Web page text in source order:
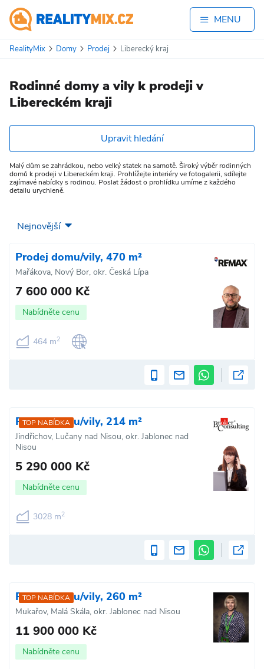
MENU
RealityMix Domy Prodej Liberecký kraj
Rodinné domy a vily k prodeji v
Libereckém kraji
Upravit hledání
Malý dům se zahrádkou, nebo velký statek na samotě. Široký výběr rodinných
domů k prodeji v Libereckém kraji. Prohlížejte interiéry ve fotogalerii, sdílejte
zajímavé nabídky s rodinou. Poslat žádost o prohlídku umíme z každého
detailu urychleně.
Prodej domu/vily, 470 m²
Mařákova, Nový Bor, okr. Česká Lípa
7 600 000 Kč
Nabídněte cenu
464 m2
TOP NABÍDKA
Prodej domu/vily, 214 m²
Jindřichov, Lučany nad Nisou, okr. Jablonec nad
Nisou
5 290 000 Kč
Nabídněte cenu
3028 m2
TOP NABÍDKA
Prodej domu/vily, 260 m²
Mukařov, Malá Skála, okr. Jablonec nad Nisou
11 900 000 Kč
Nabídněte cenu